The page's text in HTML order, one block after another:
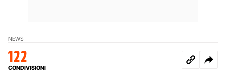
NEWS
122
CONDIVISIONI